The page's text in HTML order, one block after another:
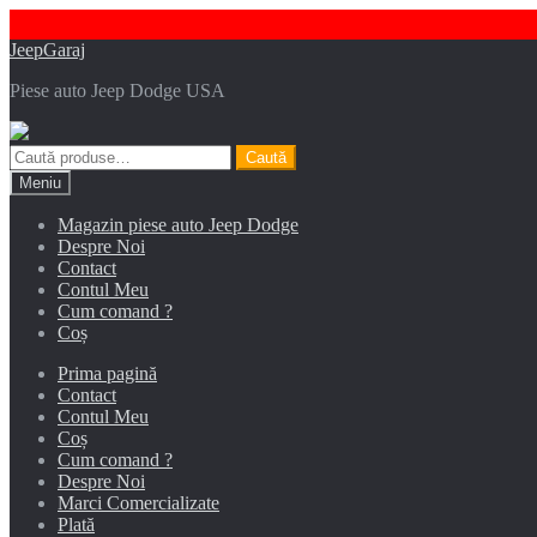
Sari
navigare
Sari
conținut
JeepGaraj
Piese auto Jeep Dodge USA
Caută
după:
Caută
Meniu
Magazin piese auto Jeep Dodge
Despre Noi
Contact
Contul Meu
Cum comand ?
Coș
Prima pagină
Contact
Contul Meu
Coș
Cum comand ?
Despre Noi
Marci Comercializate
Plată